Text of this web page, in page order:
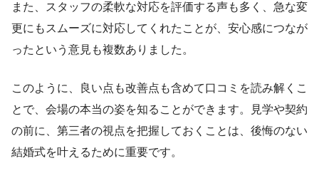
また、スタッフの柔軟な対応を評価する声も多く、急な変
更にもスムーズに対応してくれたことが、安心感につなが
ったという意見も複数ありました。
このように、良い点も改善点も含めて口コミを読み解くこ
とで、会場の本当の姿を知ることができます。見学や契約
の前に、第三者の視点を把握しておくことは、後悔のない
結婚式を叶えるために重要です。